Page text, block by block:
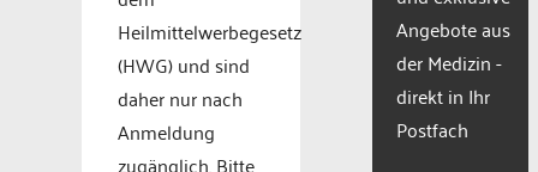
Heilmittelwerbegesetz
(HWG) und sind
daher nur nach
Anmeldung
Powered
Consent
Angebote aus
der Medizin -
direkt in Ihr
Postfach